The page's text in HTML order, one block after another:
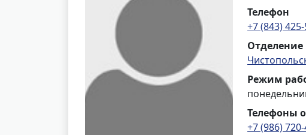
Телефон
+7 (843)
Отделение
Режим
Телефоны
+7 (986)